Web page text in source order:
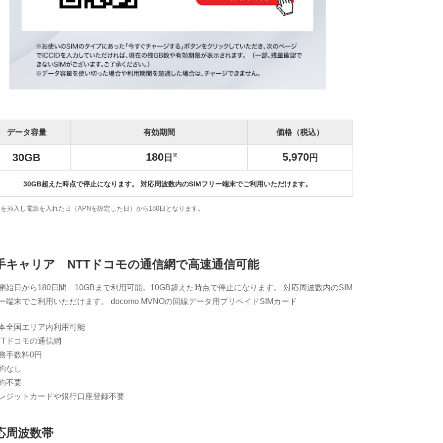
データ容量 有効期間 価格 （税込）
30GB 180日 5,970 円
30GB超えた時点で停止になります。 対応周波数内のSIMフリー端末でご利用いただけます。
挿入し電源を入れた日（APNを設定した日）から180日となります。
キャリア NTTドコモの通信網で高速通信可能
始日から180日間 10GBまで利用可能。10GB超えた時点で停止になります。 対応周波数内のSIM
端末でご利用いただけます。 docomo MVNOの回線データ用プリペイドSIMカード
全国エリア内利用可能
ドコモの通信網
手数料0円
なし
不要
ジットカードや銀行口座登録不要
周波数帯